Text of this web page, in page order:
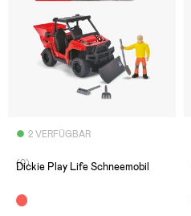
2 VERFÜGBAR
(0)
Dickie Play Life Schneemobil